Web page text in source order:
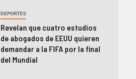
DEPORTES
Revelan que cuatro estudios
de abogados de EEUU quieren
demandar a la FIFA por la final
del Mundial